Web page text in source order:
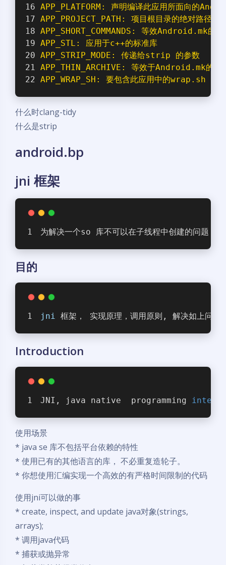
APP_PLATFORM: 声明编译此应用所面向的
APP_PROJECT_PATH: 项目根目录的绝对路径
APP_SHORT_COMMANDS: 等效Android.mk的
APP_STL: 应用于c++的标准库
APP_STRIP_MODE: 传递给strip 的参数
APP_THIN_ARCHIVE: 等效于Android.mk的参
APP_WRAP_SH: 要包含此应用中的
什么时clang-tidy
什么是strip
android.bp
jni 框架
为解决一个so 库不可以在子线程中创建的问题
目的
jni 框架， 实现原理，调用原则, 解决如上问题
Introduction
JNI, java native  programming
使用场景
* java se 库不包括平台依赖的特性
* 使用已有的其他语言的库， 不必重复造轮子。
* 你想使用汇编实现一个高效的有严格时间限制的代码
使用jni可以做的事
* create, inspect, and update java对象(strings,
arrays);
* 调用java代码
* 捕获或抛异常